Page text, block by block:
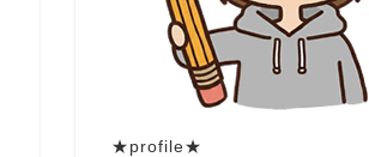
★profile★